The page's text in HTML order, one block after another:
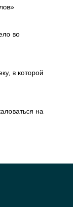
во
в которой
на